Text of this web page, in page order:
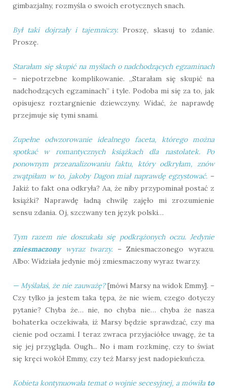
gimbazjalny, rozmyśla o swoich erotycznych snach.
Był taki dojrzały i tajemniczy. Proszę, skasuj to zdanie.
Proszę.
Starałam się skupić na myślach o nadchodzących egzaminach
– niepotrzebne komplikowanie. „Starałam się skupić na
nadchodzących egzaminach” i tyle. Podoba mi się za to, jak
opisujesz roztargnienie dziewczyny. Widać, że naprawdę
przejmuje się tymi snami.
Zupełne odwzorowanie idealnego faceta, którego można
spotkać w romantycznych książkach dla nastolatek. Po
ponownym przeanalizowaniu faktu, który odkryłam, znów
zwątpiłam w to, jakoby Dagon miał naprawdę egzystować. –
Jakiż to fakt ona odkryła? Aa, że niby przypominał postać z
książki? Naprawdę ładną chwilę zajęło mi zrozumienie
sensu zdania. Oj, szczwany ten język polski…
Tym razem nie doszukała się podkrążonych oczu. Jedynie
zniesmaczonywyraz twarzy. – Zniesmaczonego wyrazu.
Albo: Widziała jedynie mój zmiesmaczony wyraz twarzy.
— Myślałaś, że nie zauważę?[mówi Marsy na widok Emmy]. –
Czy tylko ja jestem taka tępa, że nie wiem, czego dotyczy
pytanie? Chyba że… nie, no chyba nie… chyba że nasza
bohaterka oczekiwała, iż Marsy będzie sprawdzać, czy ma
cienie pod oczami. I teraz zwraca przyjaciółce uwagę, że ta
się jej przygląda. Ough... No i mam rozkminę, czy to świat
się kręci wokół Emmy, czy też Marsy jest nadopiekuńcza.
Kobieta kontynuowała temat o wojnie secesyjnej, a mówiła to